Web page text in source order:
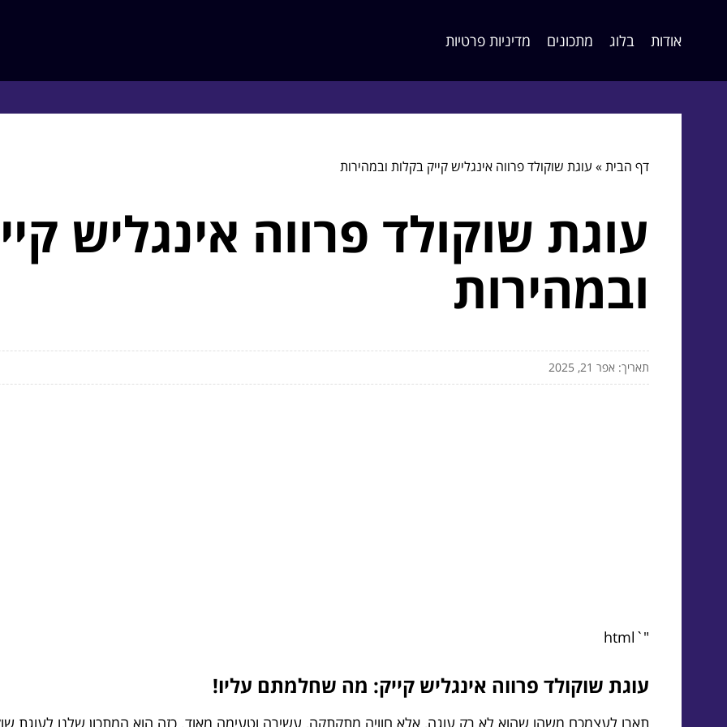
אודות בלוג מתכונים מדיניות פרטיות
דף הבית» עוגת שוקולד פרווה אינגליש קייק בקלות ובמהירות
עוגת שוקולד פרווה אינגליש
ובמהירות
תאריך: אפר 21, 2025
"`html
עוגת שוקולד פרווה אינגליש קייק: מה שחלמתם עליו!
תארו לעצמכם משהו שהוא לא רק עוגה, אלא חוויה מתקתקה, עשירה וטעימה מאוד. כזה הוא המתכון שלנו לעוגת